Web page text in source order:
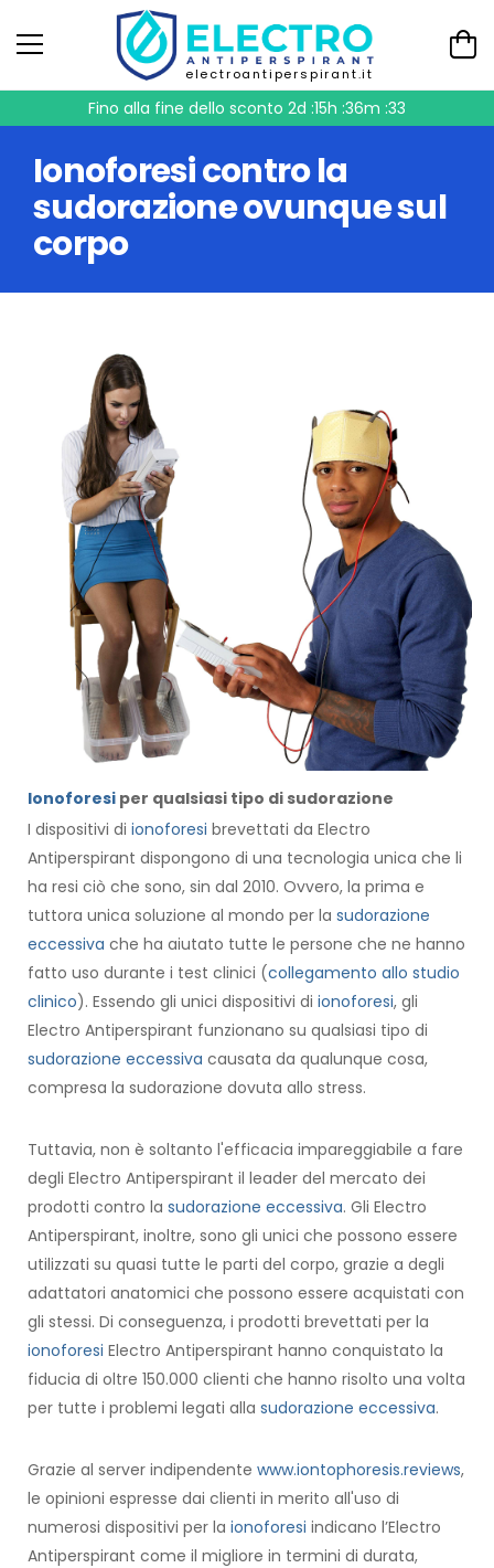
electroantiperspirant.it
Fino alla fine dello sconto 2d :15h :36m :32
Ionoforesi contro la
sudorazione ovunque sul
corpo
Ionoforesi per qualsiasi tipo di sudorazione
I dispositivi di ionoforesi brevettati da Electro
Antiperspirant dispongono di una tecnologia unica che li
ha resi ciò che sono, sin dal 2010. Ovvero, la prima e
tuttora unica soluzione al mondo per la sudorazione
eccessiva che ha aiutato tutte le persone che ne hanno
fatto uso durante i test clinici (collegamento allo studio
clinico). Essendo gli unici dispositivi di ionoforesi, gli
Electro Antiperspirant funzionano su qualsiasi tipo di
sudorazione eccessiva causata da qualunque cosa,
compresa la sudorazione dovuta allo stress.
Tuttavia, non è soltanto l'efficacia impareggiabile a fare
degli Electro Antiperspirant il leader del mercato dei
prodotti contro la sudorazione eccessiva. Gli Electro
Antiperspirant, inoltre, sono gli unici che possono essere
utilizzati su quasi tutte le parti del corpo, grazie a degli
adattatori anatomici che possono essere acquistati con
gli stessi. Di conseguenza, i prodotti brevettati per la
ionoforesi Electro Antiperspirant hanno conquistato la
fiducia di oltre 150.000 clienti che hanno risolto una volta
per tutte i problemi legati alla sudorazione eccessiva.
Grazie al server indipendente www.iontophoresis.reviews,
le opinioni espresse dai clienti in merito all'uso di
numerosi dispositivi per la ionoforesi indicano l’Electro
Antiperspirant come il migliore in termini di durata,